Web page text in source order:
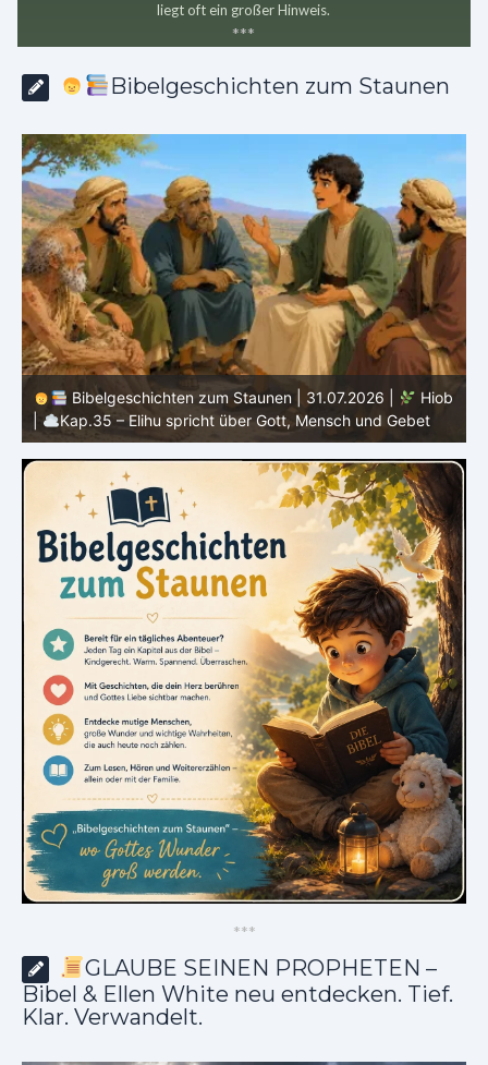
liegt oft ein großer Hinweis.
***
Bibelgeschichten zum Staunen
Bibelgeschichten zum Staunen | 30.07.2026 |
Hiob |
Kap.34 – Elihu spricht über Gottes Gerechtigkeit
***
GLAUBE SEINEN PROPHETEN –
Bibel & Ellen White neu entdecken. Tief.
Klar. Verwandelt.